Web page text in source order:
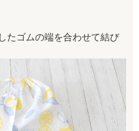
たゴムの端を合わせて結び